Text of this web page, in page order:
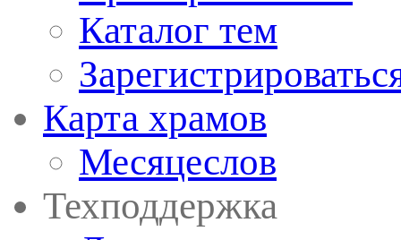
Каталог тем
Карта храмов
Месяцеслов
Техподдержка